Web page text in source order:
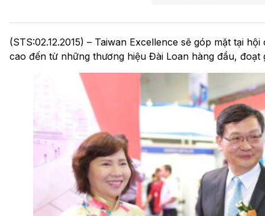
(STS:02.12.2015) – Taiwan Excellence sẽ góp mặt tại
cao đến từ những thương hiệu Đài Loan hàng đầu, đoạt